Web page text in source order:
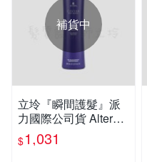
補貨中
立坽『瞬間護髮』派
力國際公司貨 Alterna
CAVIAR洗護系列 魚
子保濕護髮劑250ml H
$1,031